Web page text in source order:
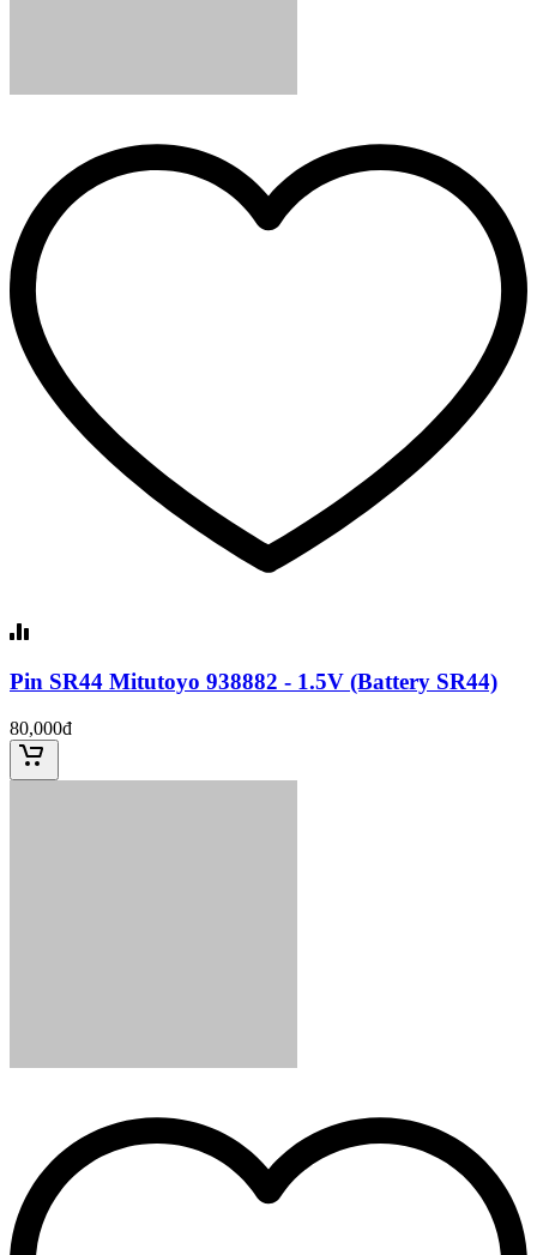
Pin SR44 Mitutoyo 938882 - 1.5V (Battery SR44)
80,000đ